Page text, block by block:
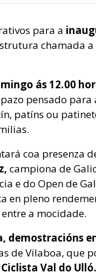
para a
chamada a
ás 12.00
pensado
patíns ou
coa presenza
campiona de
e do Open de
en pleno
a mocidade.
demostracións
de Vilaboa, que
Val do Ulló.